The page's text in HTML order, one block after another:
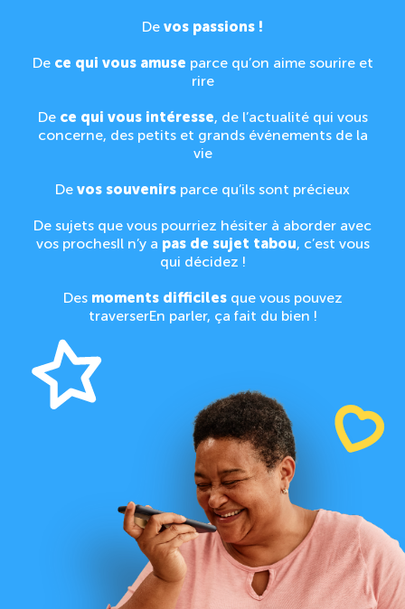
De vos passions !
De ce qui vous amuse parce qu’on aime sourire et
rire
De ce qui vous intéresse, de l’actualité qui vous
concerne, des petits et grands événements de la
vie
De vos souvenirs parce qu’ils sont précieux
De sujets que vous pourriez hésiter à aborder avec
vos prochesIl n’y a pas de sujet tabou, c’est vous
qui décidez !
Des moments difficilesque vous pouvez
traverserEn parler, ça fait du bien !